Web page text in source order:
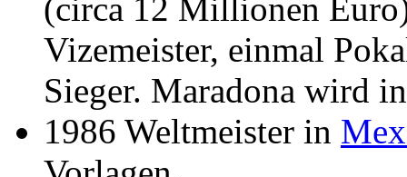
(circa 12 Millionen
Vizemeister, einmal
Sieger. Maradona wird
1986 Weltmeister in